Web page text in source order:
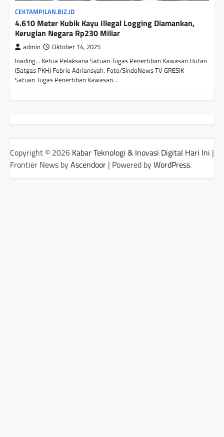
CEKTAMPILAN.BIZ.ID
4.610 Meter Kubik Kayu Illegal Logging Diamankan,
Kerugian Negara Rp230 Miliar
admin Oktober 14, 2025
loading… Ketua Pelaksana Satuan Tugas Penertiban Kawasan Hutan
(Satgas PKH) Febrie Adriansyah. Foto/SindoNews TV GRESIK –
Satuan Tugas Penertiban Kawasan…
Copyright © 2026 Kabar Teknologi & Inovasi Digital Hari Ini |
Frontier News byAscendoor | Powered byWordPress.